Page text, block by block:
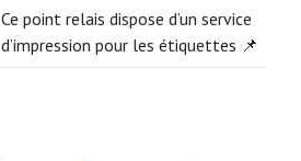
Ce point relais dispose d’un service
d’impression pour les étiquettes 📌